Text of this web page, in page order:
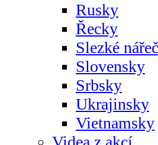
Rusky
Řecky
Slezké
Slovensky
Srbsky
Ukrajinsky
Vietnamsky